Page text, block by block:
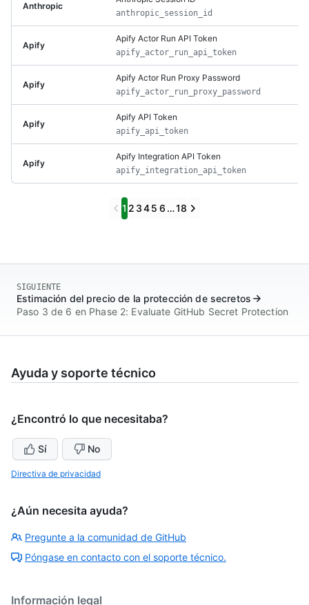
Anthropic
anthropic_session_id
Apify
Apify Actor Run API Token
apify_actor_run_api_token
Apify
Apify Actor Run Proxy Password
apify_actor_run_proxy_password
Apify
Apify API Token
apify_api_token
Apify
Apify Integration API Token
apify_integration_api_token
Previous
1 2 345 6 …18 Next
SIGUIENTE
Estimación del precio de la protección de secretos
Paso 3 de 6 en Phase 2: Evaluate GitHub Secret Protection
Ayuda y soporte técnico
¿Encontró lo que necesitaba?
Sí No
Directiva de privacidad
¿Aún necesita ayuda?
Pregunte a la comunidad de GitHub
Póngase en contacto con el soporte técnico.
Información legal